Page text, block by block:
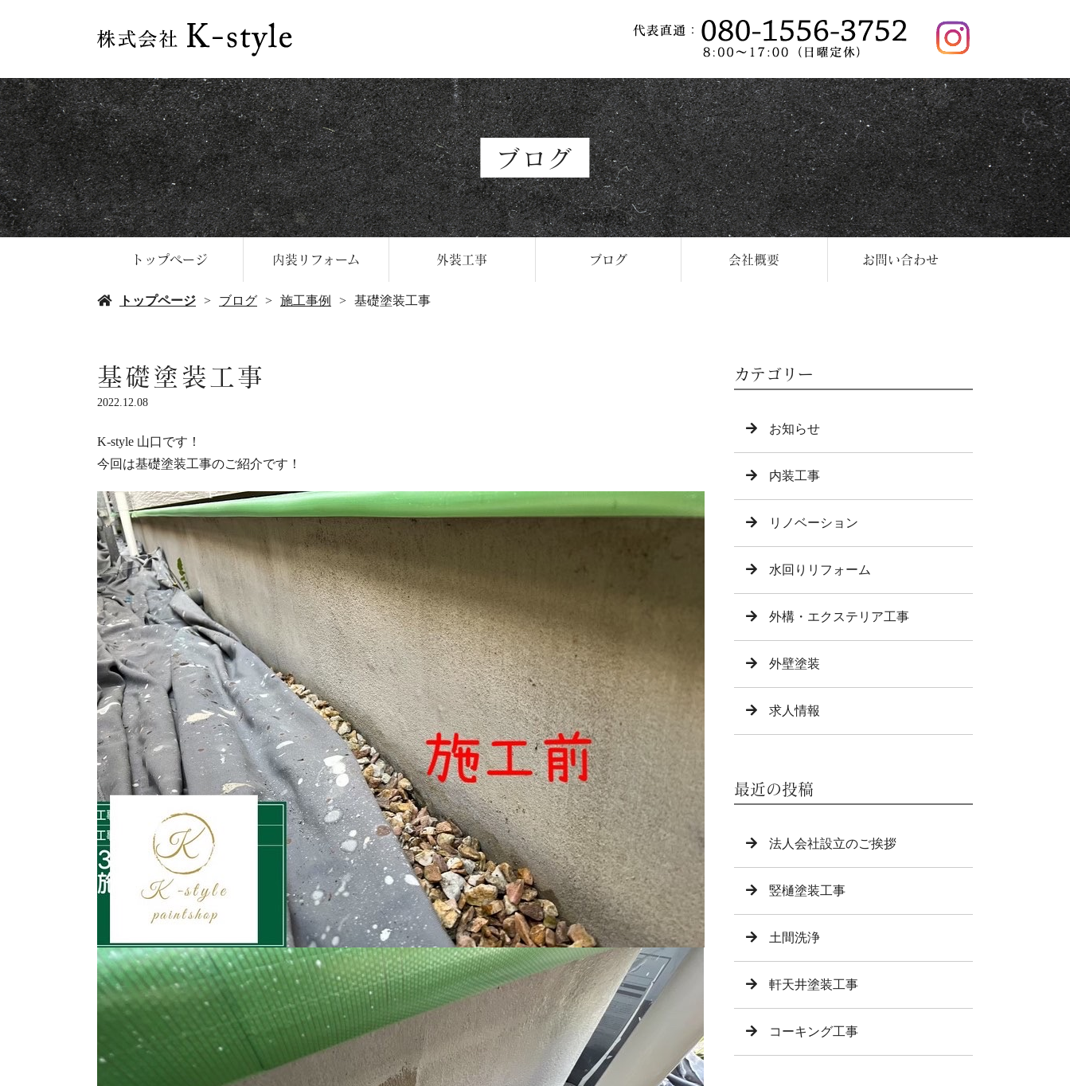
ブログ
トップページ 内装リフォーム
内装工事の強み
内装リフォーム
リノベーション
水回りリフォーム
よくある質問
外装工事
選ばれる理由
外構・エクステリア
よくある質問
ブログ 会社概要 お問い合わせ
トップページ ブログ 施工事例 基礎塗装工事
基礎塗装工事
2022.12.08
K-style 山口です！
今回は基礎塗装工事のご紹介です！
カテゴリー
お知らせ
内装工事
リノベーション
水回りリフォーム
外構・エクステリア工事
外壁塗装
求人情報
最近の投稿
法人会社設立のご挨拶
竪樋塗装工事
土間洗浄
軒天井塗装工事
コーキング工事